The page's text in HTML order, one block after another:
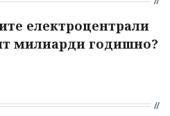
електроцентрали
милиарди годишно?